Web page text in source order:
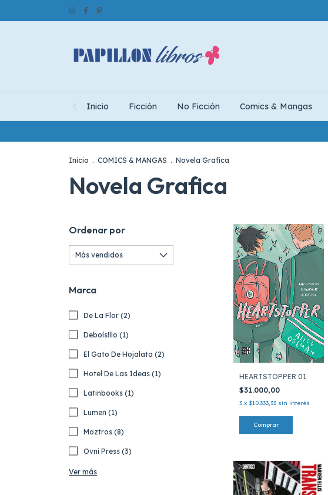
Inicio Ficción No Ficción Comics & Mangas
Inicio . COMICS & MANGAS . Novela Grafica
Novela Grafica
Ordenar por
Marca
De La Flor (2)
Debols!llo (1)
El Gato De Hojalata (2)
Hotel De Las Ideas (1)
Latinbooks (1)
Lumen (1)
Moztros (8)
Ovni Press (3)
Ver más
HEARTSTOPPER 01
$31.000,00
3 x $10.333,33 sin interés